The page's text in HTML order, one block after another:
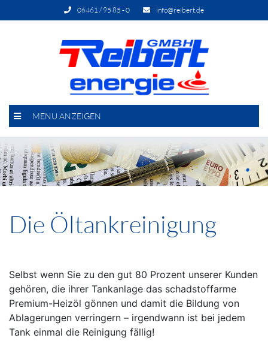
06461 / 95 85 - 0 info@reibert.de
MENU ANZEIGEN
Die Öltankreinigung
Selbst wenn Sie zu den gut 80 Prozent unserer Kunden
gehören, die ihrer Tankanlage das schadstoffarme
Premium-Heizöl gönnen und damit die Bildung von
Ablagerungen verringern – irgendwann ist bei jedem
Tank einmal die Reinigung fällig!